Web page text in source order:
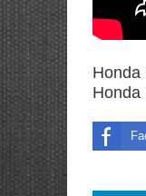
Honda
Honda